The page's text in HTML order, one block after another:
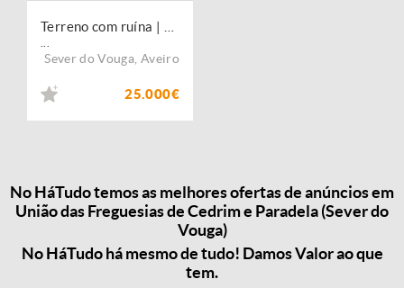
Sever do Vouga Aveiro
25.000€
No HáTudo temos as melhores ofertas de anúncios em
União das Freguesias de Cedrim e Paradela (Sever do
Vouga)
No HáTudo há mesmo de tudo! Damos Valor ao que
tem.